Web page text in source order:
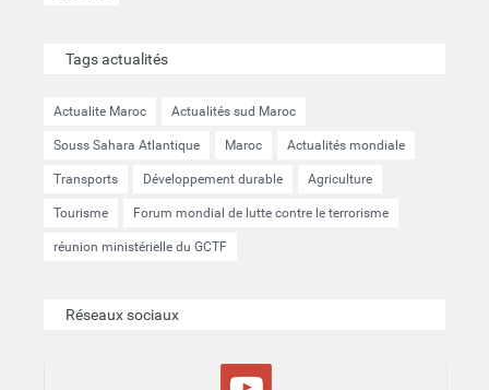
Tags actualités
Actualite Maroc Actualités sud Maroc
Souss Sahara Atlantique Maroc Actualités mondiale
Transports Développement durable Agriculture
Tourisme Forum mondial de lutte contre le terrorisme
réunion ministérielle du GCTF
Réseaux sociaux